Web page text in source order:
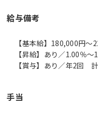
給与備考
【基本給】180,000円～
【昇給】あり／1.00％～
【賞与】あり／年2回
手当